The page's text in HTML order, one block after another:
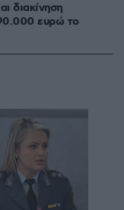
διακίνηση
ευρώ το